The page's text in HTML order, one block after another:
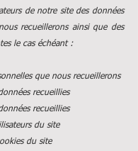
de notre site des données
recueillerons ainsi que des
le cas échéant :
que nous recueillerons
recueillies
recueillies
du site
du site